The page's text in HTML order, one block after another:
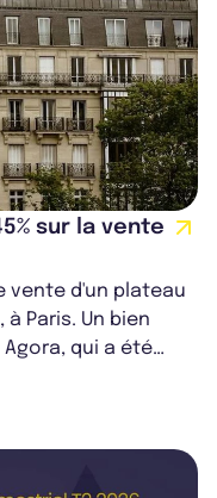
sur la vente
vente d'un plateau
Paris. Un bien
Agora, qui a été